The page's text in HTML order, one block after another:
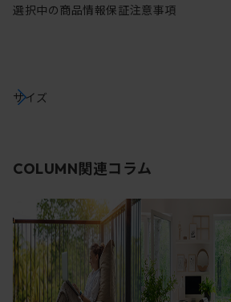
選択中の商品情報保証注意事項
サイズ
COLUMN関連コラム